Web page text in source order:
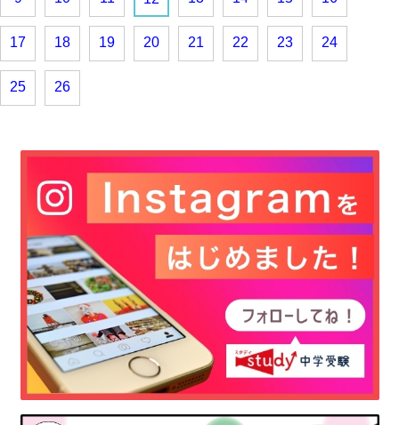
17 18 19 20 21 22 23 24
25 26